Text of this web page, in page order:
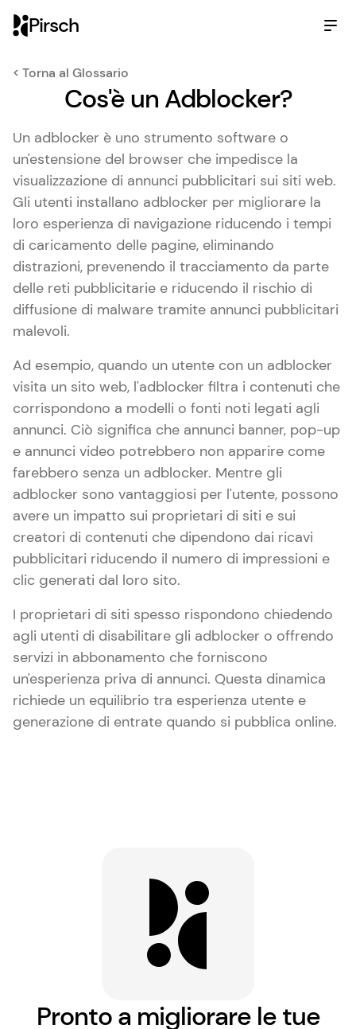
Pirsch
< Torna al Glossario
Cos'è un Adblocker?
Un adblocker è uno strumento software o
un'estensione del browser che impedisce la
visualizzazione di annunci pubblicitari sui siti web.
Gli utenti installano adblocker per migliorare la
loro esperienza di navigazione riducendo i tempi
di caricamento delle pagine, eliminando
distrazioni, prevenendo il tracciamento da parte
delle reti pubblicitarie e riducendo il rischio di
diffusione di malware tramite annunci pubblicitari
malevoli.
Ad esempio, quando un utente con un adblocker
visita un sito web, l'adblocker filtra i contenuti che
corrispondono a modelli o fonti noti legati agli
annunci. Ciò significa che annunci banner, pop-up
e annunci video potrebbero non apparire come
farebbero senza un adblocker. Mentre gli
adblocker sono vantaggiosi per l'utente, possono
avere un impatto sui proprietari di siti e sui
creatori di contenuti che dipendono dai ricavi
pubblicitari riducendo il numero di impressioni e
clic generati dal loro sito.
I proprietari di siti spesso rispondono chiedendo
agli utenti di disabilitare gli adblocker o offrendo
servizi in abbonamento che forniscono
un'esperienza priva di annunci. Questa dinamica
richiede un equilibrio tra esperienza utente e
generazione di entrate quando si pubblica online.
Pronto a migliorare le tue